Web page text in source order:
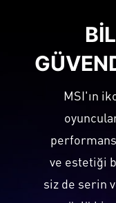
MSI'ın
ve estetiği
siz de serin